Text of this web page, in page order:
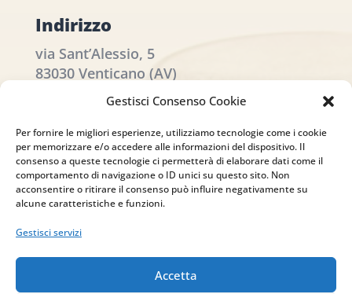
Gestisci Consenso Cookie
Per fornire le migliori esperienze, utilizziamo tecnologie come i cookie
per memorizzare e/o accedere alle informazioni del dispositivo. Il
consenso a queste tecnologie ci permetterà di elaborare dati come il
comportamento di navigazione o ID unici su questo sito. Non
acconsentire o ritirare il consenso può influire negativamente su
alcune caratteristiche e funzioni.
Gestisci servizi
Accetta
Indirizzo
via Sant’Alessio, 5
83030 Venticano (AV)
info@studiopizzano.it
P.IVA
ISCRIVITI ALLA
NEWSLETTER